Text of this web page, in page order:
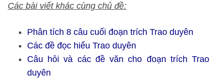
Các bài viết khác cùng chủ đề:
Phân tích 8 câu cuối đoạn trích Trao duyên
Các đề đọc hiểu Trao duyên
Câu hỏi và các đề văn cho đoạn trích Trao
duyên